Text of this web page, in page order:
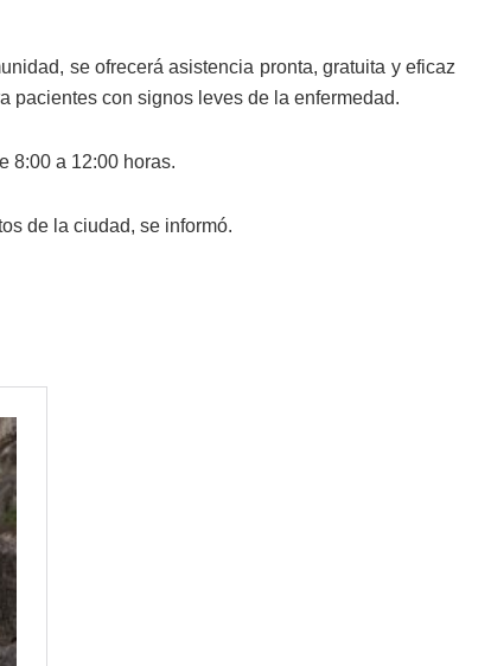
se ofrecerá asistencia pronta, gratuita y eficaz
pacientes con signos leves de la enfermedad.
8:00 a 12:00 horas.
de la ciudad, se informó.